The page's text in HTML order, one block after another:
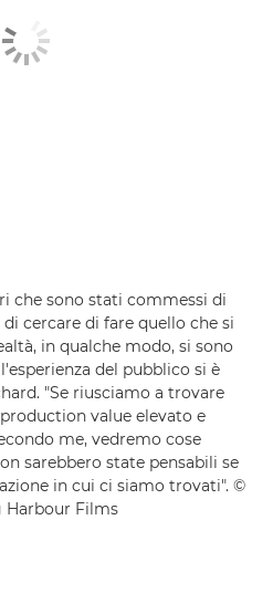
che sono stati commessi di
cercare di fare quello che si
in qualche modo, si sono
del pubblico si è
"Se riusciamo a trovare
value elevato e
me, vedremo cose
sarebbero state pensabili se
in cui ci siamo trovati". ©
Harbour Films